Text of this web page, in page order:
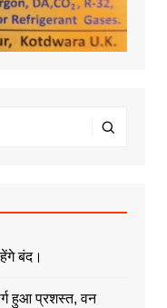
बंद।
हुआ प्रशस्त, वन